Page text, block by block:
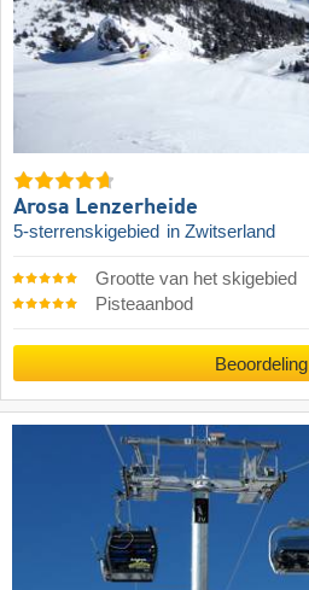
Arosa Lenzerheide
5-sterrenskigebied in Zwitserland
Grootte van het skigebied
Pisteaanbod
Beoordeling